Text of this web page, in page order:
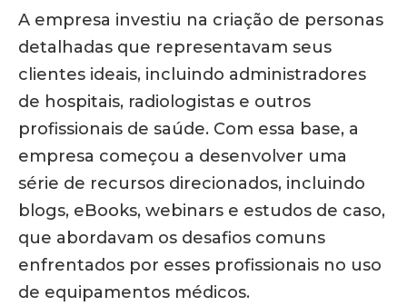
A empresa investiu na criação de personas
detalhadas que representavam seus
clientes ideais, incluindo administradores
de hospitais, radiologistas e outros
profissionais de saúde. Com essa base, a
empresa começou a desenvolver uma
série de recursos direcionados, incluindo
blogs, eBooks, webinars e estudos de caso,
que abordavam os desafios comuns
enfrentados por esses profissionais no uso
de equipamentos médicos.